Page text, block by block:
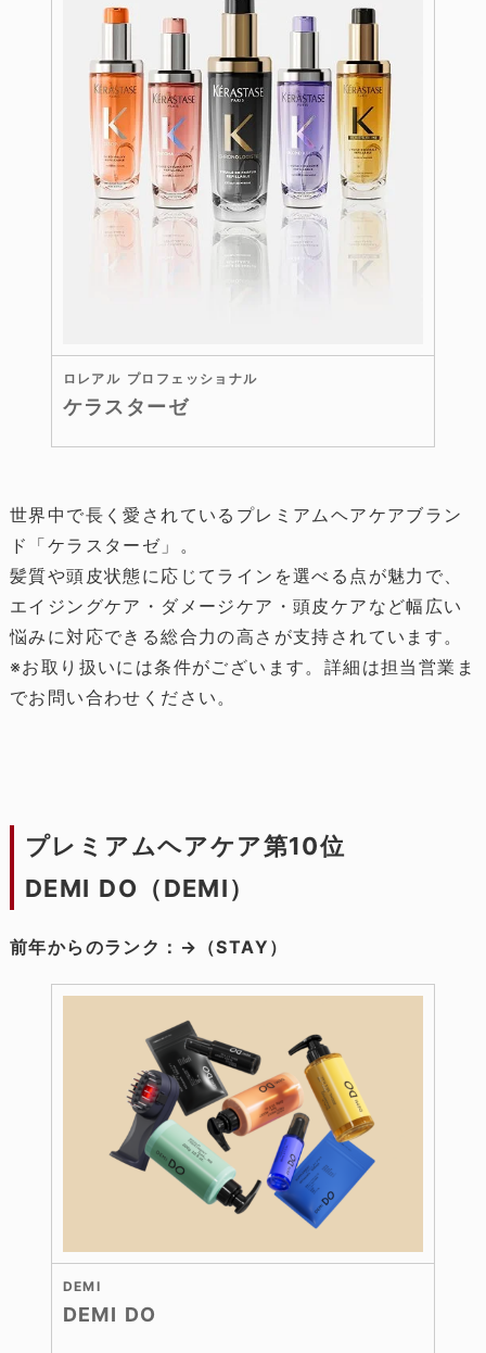
ロレアル プロフェッショナル
ケラスターゼ
世界中で長く愛されているプレミアムヘアケアブラン
ド「ケラスターゼ」。
髪質や頭皮状態に応じてラインを選べる点が魅力で、
エイジングケア・ダメージケア・頭皮ケアなど幅広い
悩みに対応できる総合力の高さが支持されています。
※お取り扱いには条件がございます。詳細は担当営業ま
でお問い合わせください。
プレミアムヘアケア第10位
DEMI DO（DEMI）
前年からのランク：→（STAY）
DEMI
DEMI DO